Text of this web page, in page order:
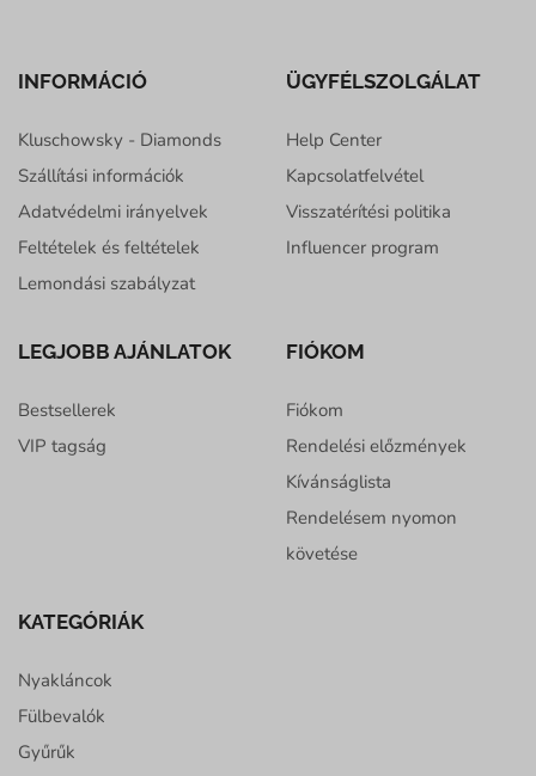
INFORMÁCIÓ
Kluschowsky - Diamonds
Szállítási információk
Adatvédelmi irányelvek
Feltételek és feltételek
Lemondási szabályzat
ÜGYFÉLSZOLGÁLAT
Help Center
Kapcsolatfelvétel
Visszatérítési politika
Influencer program
LEGJOBB AJÁNLATOK
Bestsellerek
VIP tagság
FIÓKOM
Fiókom
Rendelési előzmények
Kívánságlista
Rendelésem nyomon
követése
KATEGÓRIÁK
Nyakláncok
Fülbevalók
Gyűrűk